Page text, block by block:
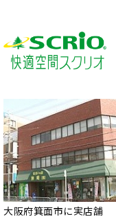
大阪府箕面市に実店舗